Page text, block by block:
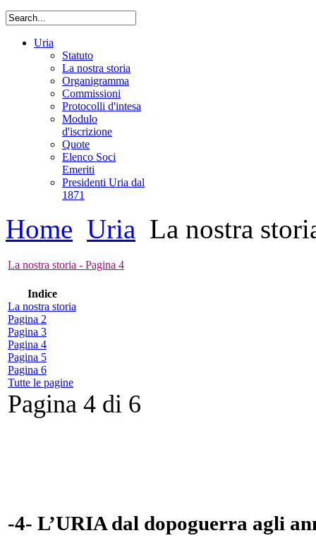
Uria
Statuto
La nostra storia
Organigramma
Commissioni
Protocolli d'intesa
Modulo
d'iscrizione
Quote
Elenco Soci
Emeriti
Presidenti Uria dal
1871
Home Uria La nostra
La nostra storia - Pagina 4
Indice
La nostra storia
Pagina 2
Pagina 3
Pagina 4
Pagina 5
Pagina 6
Tutte le pagine
Pagina 4 di 6
-4- L’URIA dal dopoguerra agli